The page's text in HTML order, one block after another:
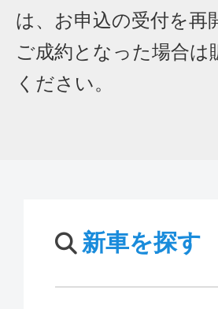
は、お申込の受付を再
ご成約となった場合
ください。
新車を探す